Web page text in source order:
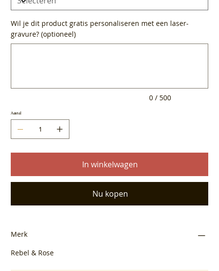
Wil je dit product gratis personaliseren met een laser-
gravure? (optioneel)
0 / 500
Aantal
In winkelwagen
Nu kopen
Merk
Rebel & Rose